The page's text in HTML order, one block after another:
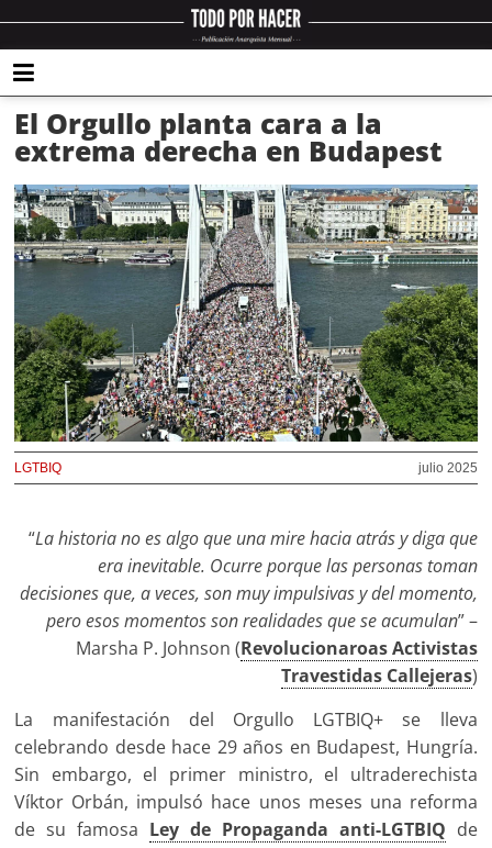
El Orgullo planta cara a la
extrema derecha en Budapest
julio 2025
LGTBIQ
“La historia no es algo que una mire hacia atrás y diga que
era inevitable. Ocurre porque las personas toman
decisiones que, a veces, son muy impulsivas y del momento,
pero esos momentos son realidades que se acumulan” –
Marsha P. Johnson (Revolucionaroas Activistas
Travestidas Callejeras)
La manifestación del Orgullo LGTBIQ+ se lleva
celebrando desde hace 29 años en Budapest, Hungría.
Sin embargo, el primer ministro, el ultraderechista
Víktor Orbán, impulsó hace unos meses una reforma
de su famosa Ley de Propaganda anti-LGTBIQ de